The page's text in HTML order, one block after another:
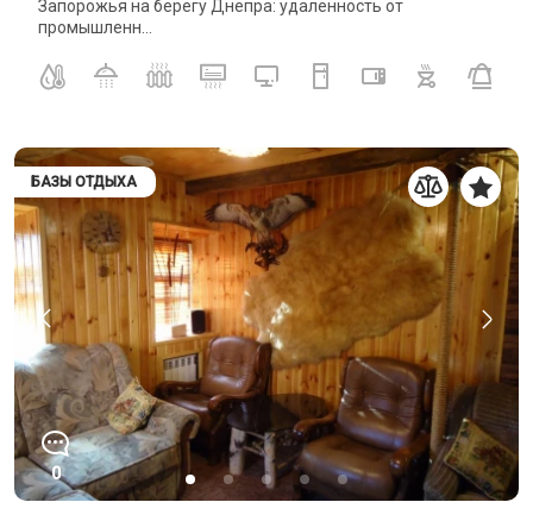
Запорожья на берегу Днепра: удаленность от
промышленн...
БАЗЫ ОТДЫХА
0